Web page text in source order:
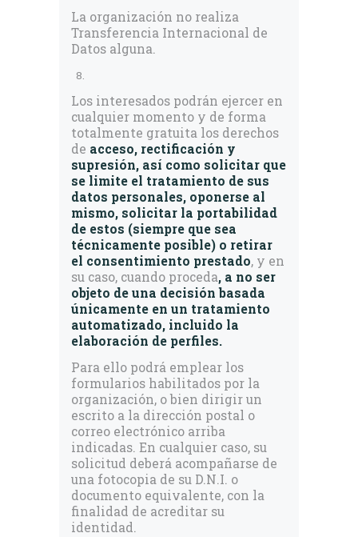
La organización no realiza
Transferencia Internacional de
Datos alguna.
Los interesados podrán ejercer en
cualquier momento y de forma
totalmente gratuita los derechos
de acceso, rectificación y
supresión, así como solicitar que
se limite el tratamiento de sus
datos personales, oponerse al
mismo, solicitar la portabilidad
de estos (siempre que sea
técnicamente posible) o retirar
el consentimiento prestado, y en
su caso, cuando proceda, a no ser
objeto de una decisión basada
únicamente en un tratamiento
automatizado, incluido la
elaboración de perfiles.
Para ello podrá emplear los
formularios habilitados por la
organización, o bien dirigir un
escrito a la dirección postal o
correo electrónico arriba
indicadas. En cualquier caso, su
solicitud deberá acompañarse de
una fotocopia de su D.N.I. o
documento equivalente, con la
finalidad de acreditar su
identidad.